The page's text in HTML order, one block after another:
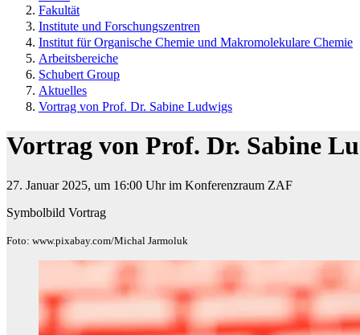
Fakultät
Institute und Forschungszentren
Institut für Organische Chemie und Makromolekulare Chemie
Arbeitsbereiche
Schubert Group
Aktuelles
Vortrag von Prof. Dr. Sabine Ludwigs
Vortrag von Prof. Dr. Sabine
27. Januar 2025, um 16:00 Uhr im Konferenzraum ZAF
Symbolbild Vortrag
Foto: www.pixabay.com/Michal Jarmoluk